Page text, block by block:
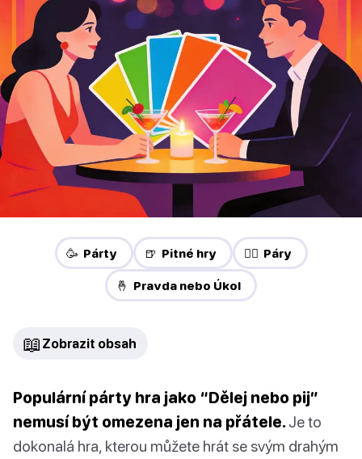
🥳 Párty 🍺 Pitné hry ❤️‍🔥 Páry
🤞 Pravda nebo Úkol
📖 Zobrazit obsah
Populární párty hra jako “Dělej nebo pij”
nemusí být omezena jen na přátele. Je to
dokonalá hra, kterou můžete hrát se svým drahým